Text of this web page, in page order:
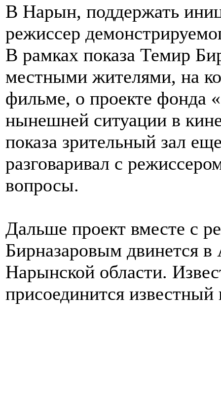
В Нарын, поддержать
режиссер
В рамках показа Темир
местными жителями, на
фильме, о проекте
нынешней ситуации в
показа зрительный зал
разговаривал с
вопросы.
Дальше проект вместе с
Бирназаровым двинется
Нарынской области.
присоединится